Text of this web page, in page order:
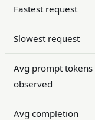
Fastest request
Slowest request
Avg prompt tokens
observed
Avg completion